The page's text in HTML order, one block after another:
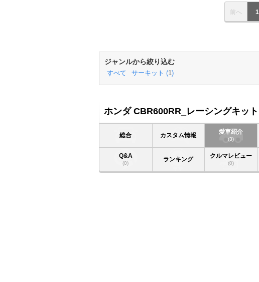
前へ 1
ジャンルから絞り込む
すべて サーキット (1 )
ホンダ CBR600RR_レーシングキット
総合 カスタム情報
愛車紹介
(3)
Q&A
(0) ランキング
クルマレビュー
(0)